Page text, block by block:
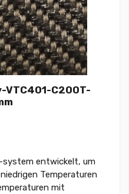
VTC401-C200T-
system entwickelt, um
Temperaturen
mit